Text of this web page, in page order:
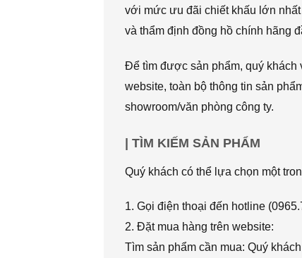
với mức ưu đãi chiết khấu lớn
và thẩm định đồng hồ chính hãng
Để tìm được sản phẩm, quý khách
website, toàn bộ thông tin sản
showroom/văn phòng công ty.
| TÌM KIẾM SẢN PHẨM
Quý khách có thể lựa chọn một
1. Gọi điện thoại đến hotline
2. Đặt mua hàng trên website:
Tìm sản phẩm cần mua: Quý